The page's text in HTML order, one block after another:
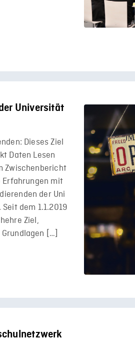
Universität
Dieses Ziel
Daten Lesen
Zwischenbericht
mit
der Uni
dem 1.1.2019
Ziel,
[…]